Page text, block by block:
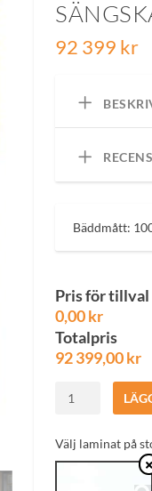
92 399 kr
Bäddmått:
Pris för tillval
0,00 kr
Totalpris
92 399,00kr
2Wei
liggande
Välj laminat på